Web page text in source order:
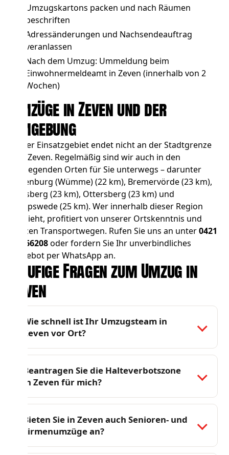
Umzugskartons packen und nach Räumen
beschriften
Adressänderungen und Nachsendeauftrag
veranlassen
Nach dem Umzug: Ummeldung beim
Einwohnermeldeamt in Zeven (innerhalb von 2
Wochen)
Umzüge in Zeven und der
Umgebung
Unser Einsatzgebiet endet nicht an der Stadtgrenze
von Zeven. Regelmäßig sind wir auch in den
umliegenden Orten für Sie unterwegs – darunter
Rotenburg (Wümme)(22 km), Bremervörde(23 km),
Grasberg (23 km), Ottersberg (23 km) und
Worpswede(25 km). Wer innerhalb dieser Region
umzieht, profitiert von unserer Ortskenntnis und
kurzen Transportwegen. Rufen Sie uns an unter0421
83066208oder fordern Sie Ihr unverbindliches
Angebot per WhatsApp an.
Häufige Fragen zum Umzug in
Zeven
Wie schnell ist Ihr Umzugsteam in
Zeven vor Ort?
Beantragen Sie die Halteverbotszone
in Zeven für mich?
Bieten Sie in Zeven auch Senioren- und
Firmenumzüge an?